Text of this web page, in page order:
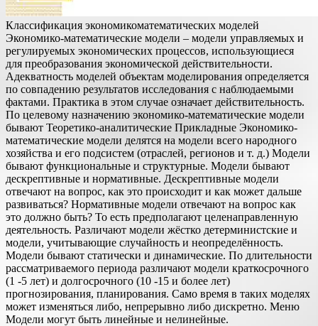
Классификация экономикоматематических моделей
Экономико-математические модели – модели управляемых и
регулируемых экономических процессов, использующиеся
для преобразования экономической действительности.
Адекватность моделей объектам моделирования определяется
по совпадению результатов исследования с наблюдаемыми
фактами. Практика в этом случае означает действительность.
По целевому назначению экономико-математические модели
бывают Теоретико-аналитические Прикладные Экономико-
математические модели делятся на модели всего народного
хозяйства и его подсистем (отраслей, регионов и т. д.) Модели
бывают функциональные и структурные. Модели бывают
дескрептивные и нормативные. Дескрептивные модели
отвечают на вопрос, как это происходит и как может дальше
развиваться? Нормативные модели отвечают на вопрос как
это должно быть? То есть предполагают целенаправленную
деятельность. Различают модели жёстко детерминистские и
модели, учитывающие случайность и неопределённость.
Модели бывают статически и динамические. По длительности
рассматриваемого периода различают модели краткосрочного
(1 -5 лет) и долгосрочного (10 -15 и более лет)
прогнозирования, планирования. Само время в таких моделях
может изменяться либо, непрерывно либо дискретно. Меню
Модели могут быть линейные и нелинейные.